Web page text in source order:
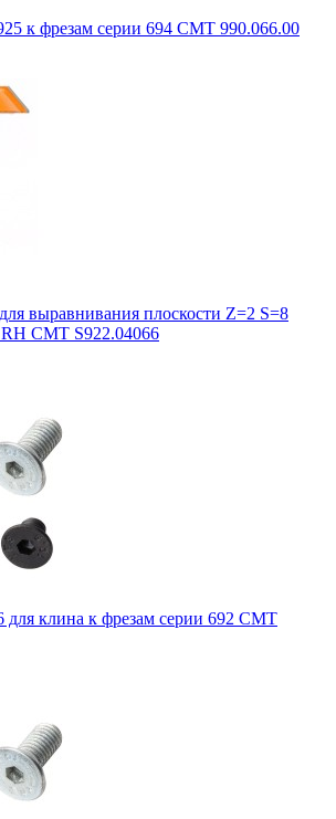
к фрезам серии 694 CMT 990.066.00
выравнивания плоскости Z=2 S=8
CMT S922.04066
клина к фрезам серии 692 CMT